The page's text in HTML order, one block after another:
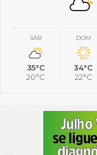
SÁB
35°C
20°C
DOM
34°C
22°C